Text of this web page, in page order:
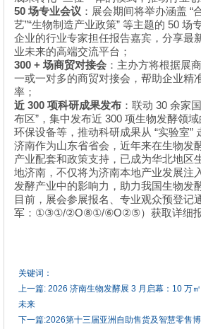
50场专业会议 ：展会期间将举办涵盖 “
艺”“生物制造产业政策” 等主题的 50 场
企业的行业专家担任报告嘉宾，分享最
业未来的高端交流平台；
300 +场商贸对接会：主办方将根据展
一或一对多的商贸对接会，帮助企业精
率；
近300 项科研成果发布：联动 30 余家
布区”，集中发布近 300 项生物发酵领
环保设备等，推动科研成果从 “实验室”
济南作为山东省省会，近年来在生物发
产业配套和政策支持，已成为华北地区
地济南，不仅将为济南本地产业发展注
发酵产业中的影响力，助力我国生物发
目前，展会参展报名、专业观众预登
军： ①③①/②Ο⑧①/⑥Ο②⑤）获取详细
关键词：
上一篇: 2026 济南生物发酵展 3 月启幕：10 万
未来
下一篇:2026第十三届亚洲自助售货及智慧零售